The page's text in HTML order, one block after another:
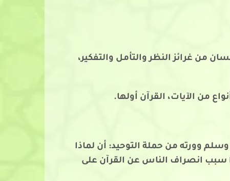
من غرائز النظر والتأمل والتفكير،
من الآيات، القرآن أولها.
وورته من حملة التوحيد: أن لماذا
سبب انصراف الناس عن القرآن على